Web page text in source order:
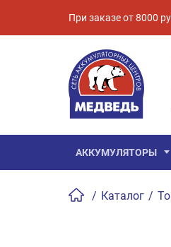
При заказе от 8000
АККУМУЛЯТОРЫ
/ Каталог /